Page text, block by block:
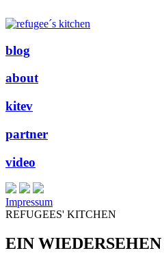
blog
about
kitev
partner
video
Impressum
REFUGEES' KITCHEN
EIN